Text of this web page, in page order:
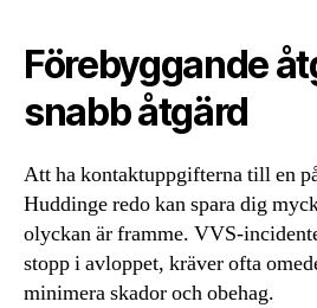
Förebyggande
snabb åtgärd
Att ha kontaktuppgifterna till en
Huddinge redo kan spara dig
olyckan är framme. VVS-
stopp i avloppet, kräver ofta
minimera skador och obehag.